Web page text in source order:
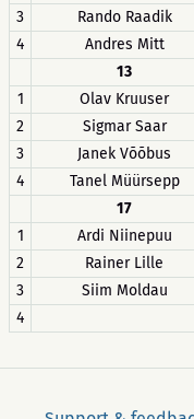
3
Rando Raadik
4
Andres Mitt
13
1
Olav Kruuser
2
Sigmar Saar
3
Janek Võõbus
4
Tanel Müürsepp
17
1
Ardi Niinepuu
2
Rainer Lille
3
Siim Moldau
4